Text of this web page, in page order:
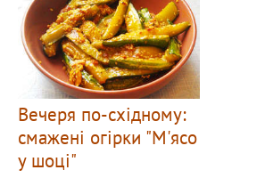
Вечеря по-східному:
смажені огірки "М'ясо
у шоці"